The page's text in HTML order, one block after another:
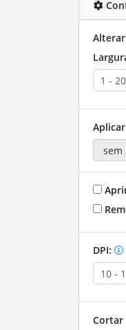
DPI:
Cortar